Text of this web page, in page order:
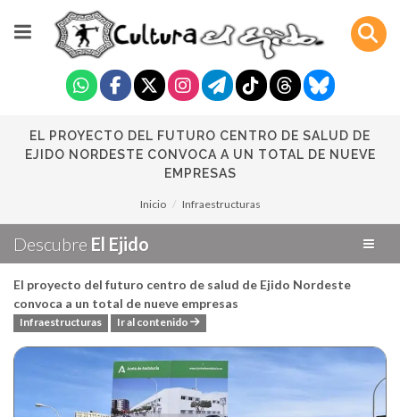
EL PROYECTO DEL FUTURO CENTRO DE SALUD DE
EJIDO NORDESTE CONVOCA A UN TOTAL DE NUEVE
EMPRESAS
Inicio Infraestructuras
Descubre El Ejido
El proyecto del futuro centro de salud de Ejido Nordeste
convoca a un total de nueve empresas
Infraestructuras Ir al contenido